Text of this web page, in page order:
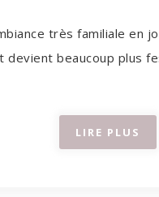
très familiale en
devient beaucoup plus
LIRE PLUS